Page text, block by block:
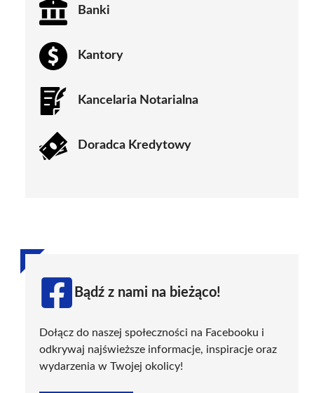
Banki
Kantory
Kancelaria Notarialna
Doradca Kredytowy
Bądź z nami na bieżąco!
Dołącz do naszej społeczności na Facebooku i
odkrywaj najświeższe informacje, inspiracje oraz
wydarzenia w Twojej okolicy!